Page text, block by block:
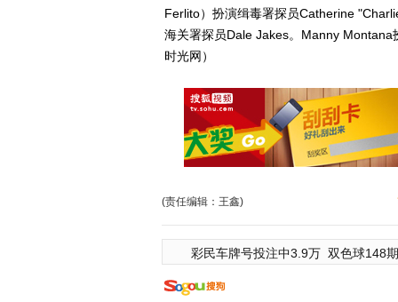
Ferlito）扮演缉毒署探员Catherine
海关署探员Dale Jakes。Manny
时光网）
(责任编辑：王鑫)
彩民车牌号投注中3.9万 双色球148